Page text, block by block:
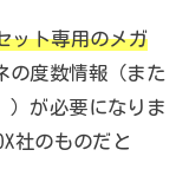
ット専用のメガ
の度数情報（また
）が必要になりま
社のものだと